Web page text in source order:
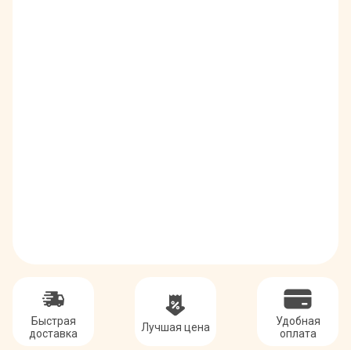
Быстрая
доставка
Лучшая цена
Удобная
оплата